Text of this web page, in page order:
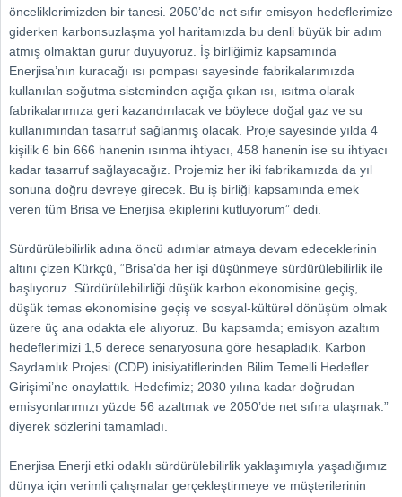
önceliklerimizden bir tanesi. 2050’de net sıfır emisyon hedeflerimize
giderken karbonsuzlaşma yol haritamızda bu denli büyük bir adım
atmış olmaktan gurur duyuyoruz. İş birliğimiz kapsamında
Enerjisa’nın kuracağı ısı pompası sayesinde fabrikalarımızda
kullanılan soğutma sisteminden açığa çıkan ısı, ısıtma olarak
fabrikalarımıza geri kazandırılacak ve böylece doğal gaz ve su
kullanımından tasarruf sağlanmış olacak. Proje sayesinde yılda 4
kişilik 6 bin 666 hanenin ısınma ihtiyacı, 458 hanenin ise su ihtiyacı
kadar tasarruf sağlayacağız. Projemiz her iki fabrikamızda da yıl
sonuna doğru devreye girecek. Bu iş birliği kapsamında emek
veren tüm Brisa ve Enerjisa ekiplerini kutluyorum” dedi.
Sürdürülebilirlik adına öncü adımlar atmaya devam edeceklerinin
altını çizen Kürkçü, “Brisa’da her işi düşünmeye sürdürülebilirlik ile
başlıyoruz. Sürdürülebilirliği düşük karbon ekonomisine geçiş,
düşük temas ekonomisine geçiş ve sosyal-kültürel dönüşüm olmak
üzere üç ana odakta ele alıyoruz. Bu kapsamda; emisyon azaltım
hedeflerimizi 1,5 derece senaryosuna göre hesapladık. Karbon
Saydamlık Projesi (CDP) inisiyatiflerinden Bilim Temelli Hedefler
Girişimi’ne onaylattık. Hedefimiz; 2030 yılına kadar doğrudan
emisyonlarımızı yüzde 56 azaltmak ve 2050’de net sıfıra ulaşmak.”
diyerek sözlerini tamamladı.
Enerjisa Enerji etki odaklı sürdürülebilirlik yaklaşımıyla yaşadığımız
dünya için verimli çalışmalar gerçekleştirmeye ve müşterilerinin